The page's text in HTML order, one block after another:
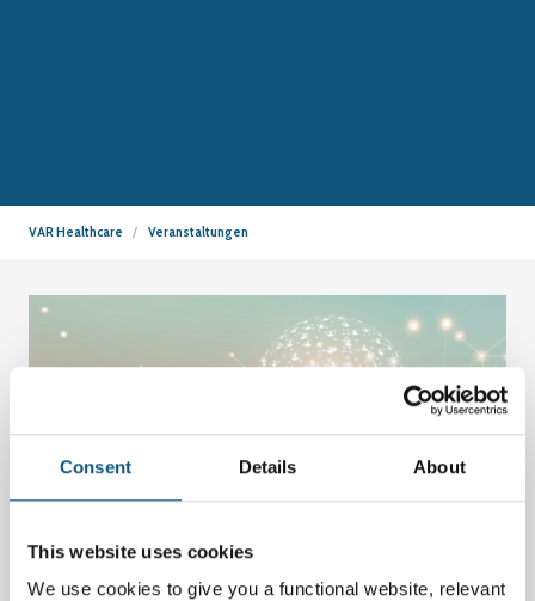
Consent Details About
This website uses cookies
We use cookies to give you a functional website, relevant
VAR Healthcare Veranstaltungen